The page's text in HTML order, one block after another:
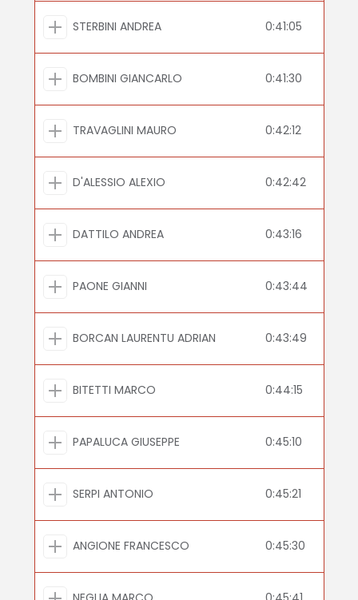
STERBINI ANDREA 0:41:05
BOMBINI GIANCARLO 0:41:30
TRAVAGLINI MAURO 0:42:12
D'ALESSIO ALEXIO 0:42:42
DATTILO ANDREA 0:43:16
PAONE GIANNI 0:43:44
BORCAN LAURENTU ADRIAN 0:43:49
BITETTI MARCO 0:44:15
PAPALUCA GIUSEPPE 0:45:10
SERPI ANTONIO 0:45:21
ANGIONE FRANCESCO 0:45:30